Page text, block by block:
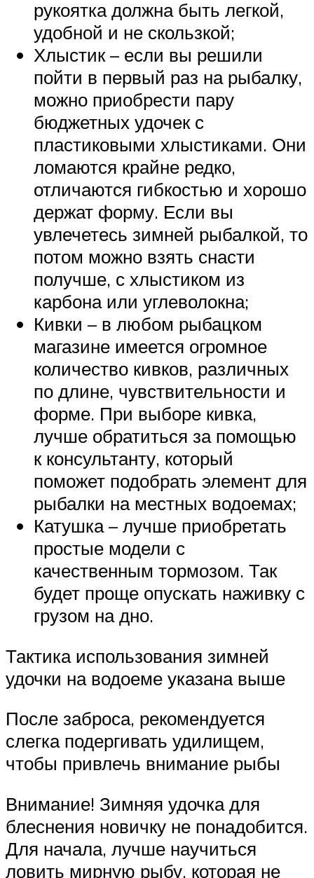
рукоятка должна быть легкой,
удобной и не скользкой;
Хлыстик – если вы решили
пойти в первый раз на рыбалку,
можно приобрести пару
бюджетных удочек с
пластиковыми хлыстиками. Они
ломаются крайне редко,
отличаются гибкостью и хорошо
держат форму. Если вы
увлечетесь зимней рыбалкой, то
потом можно взять снасти
получше, с хлыстиком из
карбона или углеволокна;
Кивки – в любом рыбацком
магазине имеется огромное
количество кивков, различных
по длине, чувствительности и
форме. При выборе кивка,
лучше обратиться за помощью
к консультанту, который
поможет подобрать элемент для
рыбалки на местных водоемах;
Катушка – лучше приобретать
простые модели с
качественным тормозом. Так
будет проще опускать наживку с
грузом на дно.
Тактика использования зимней
удочки на водоеме указана выше
После заброса, рекомендуется
слегка подергивать удилищем,
чтобы привлечь внимание рыбы
Внимание! Зимняя удочка для
блеснения новичку не понадобится.
Для начала, лучше научиться
ловить мирную рыбу, которая не